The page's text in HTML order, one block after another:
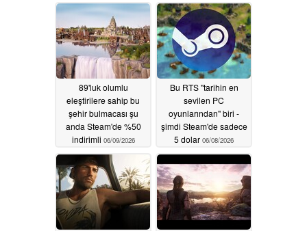
06/10/2026
89'luk olumlu
eleştirilere sahip bu
şehir bulmacası şu
anda Steam'de %50
indirimli 06/09/2026
Bu RTS "tarihin en
sevilen PC
oyunlarından" biri -
şimdi Steam'de sadece
5 dolar 06/08/2026